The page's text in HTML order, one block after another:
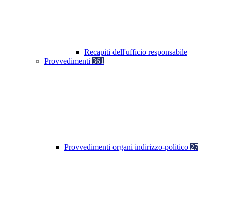
Recapiti dell'ufficio responsabile
Provvedimenti 361
Provvedimenti organi indirizzo-politico 27